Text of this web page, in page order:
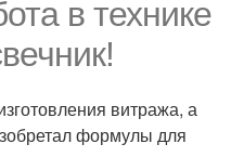
в технике
витража, а
формулы для